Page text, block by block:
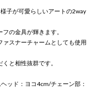
子が可愛らしいアートの2way
の金具が輝きます。
スナーチャームとしても使用
と相性抜群です。
ッド：ヨコ4cm/チェーン部：